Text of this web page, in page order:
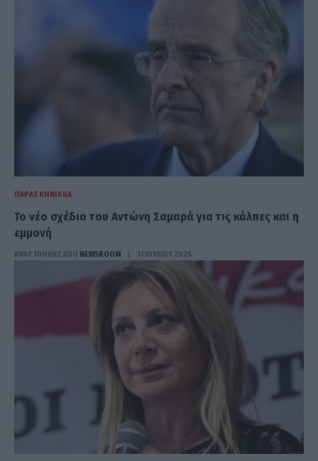
ΠΑΡΑΣΚΗΝΙΑΚΆ
Το νέο σχέδιο του Αντώνη Σαμαρά για τις κάλπες και η
εμμονή
ΑΝΑΡΤΗΘΗΚΕ ΑΠΟ NEWSROOM 31 ΙΟΥΛΊΟΥ 2026